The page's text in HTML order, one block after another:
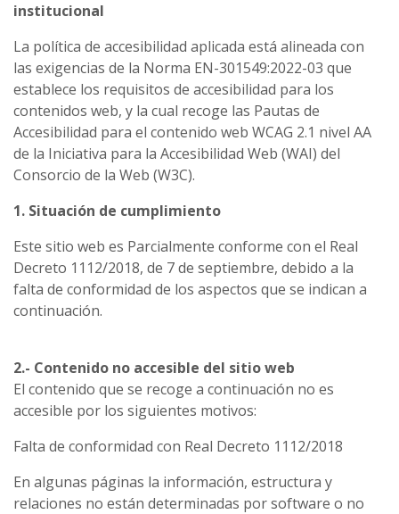
institucional
La política de accesibilidad aplicada está alineada con
las exigencias de la Norma EN-301549:2022-03 que
establece los requisitos de accesibilidad para los
contenidos web, y la cual recoge las Pautas de
Accesibilidad para el contenido web WCAG 2.1 nivel AA
de la Iniciativa para la Accesibilidad Web (WAI) del
Consorcio de la Web (W3C).
1. Situación de cumplimiento
Este sitio web es Parcialmente conforme con el Real
Decreto 1112/2018, de 7 de septiembre, debido a la
falta de conformidad de los aspectos que se indican a
continuación.
2.- Contenido no accesible del sitio web
El contenido que se recoge a continuación no es
accesible por los siguientes motivos:
Falta de conformidad con Real Decreto 1112/2018
En algunas páginas la información, estructura y
relaciones no están determinadas por software o no